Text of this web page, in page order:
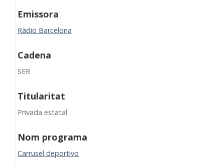
Emissora
Ràdio Barcelona
Cadena
SER
Titularitat
Privada estatal
Nom programa
Carrusel deportivo